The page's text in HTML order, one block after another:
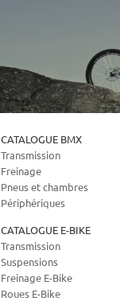
CATALOGUE BMX
Transmission
Freinage
Pneus et chambres
Périphériques
CATALOGUE E-BIKE
Transmission
Suspensions
Freinage E-Bike
Roues E-Bike